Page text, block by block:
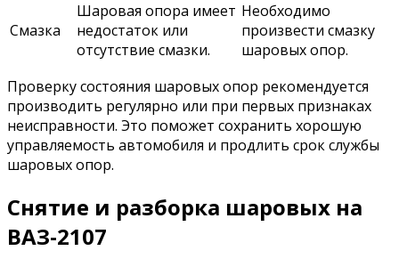
Смазка
Шаровая опора имеет
недостаток или
отсутствие смазки.
Необходимо
произвести смазку
шаровых опор.
Проверку состояния шаровых опор рекомендуется
производить регулярно или при первых признаках
неисправности. Это поможет сохранить хорошую
управляемость автомобиля и продлить срок службы
шаровых опор.
Снятие и разборка шаровых на
ВАЗ-2107